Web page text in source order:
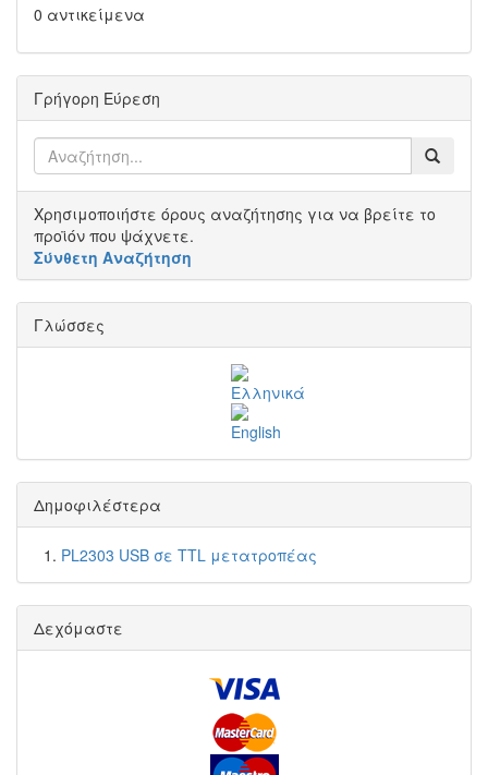
0 αντικείμενα
Γρήγορη Εύρεση
Χρησιμοποιήστε όρους αναζήτησης για να βρείτε το
προϊόν που ψάχνετε.
Σύνθετη Αναζήτηση
Γλώσσες
Δημοφιλέστερα
PL2303 USB σε TTL μετατροπέας
Δεχόμαστε